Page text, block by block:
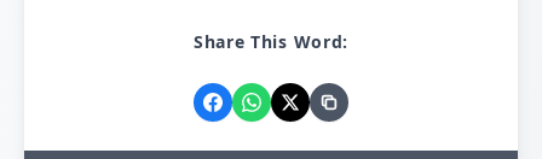
Share This Word: